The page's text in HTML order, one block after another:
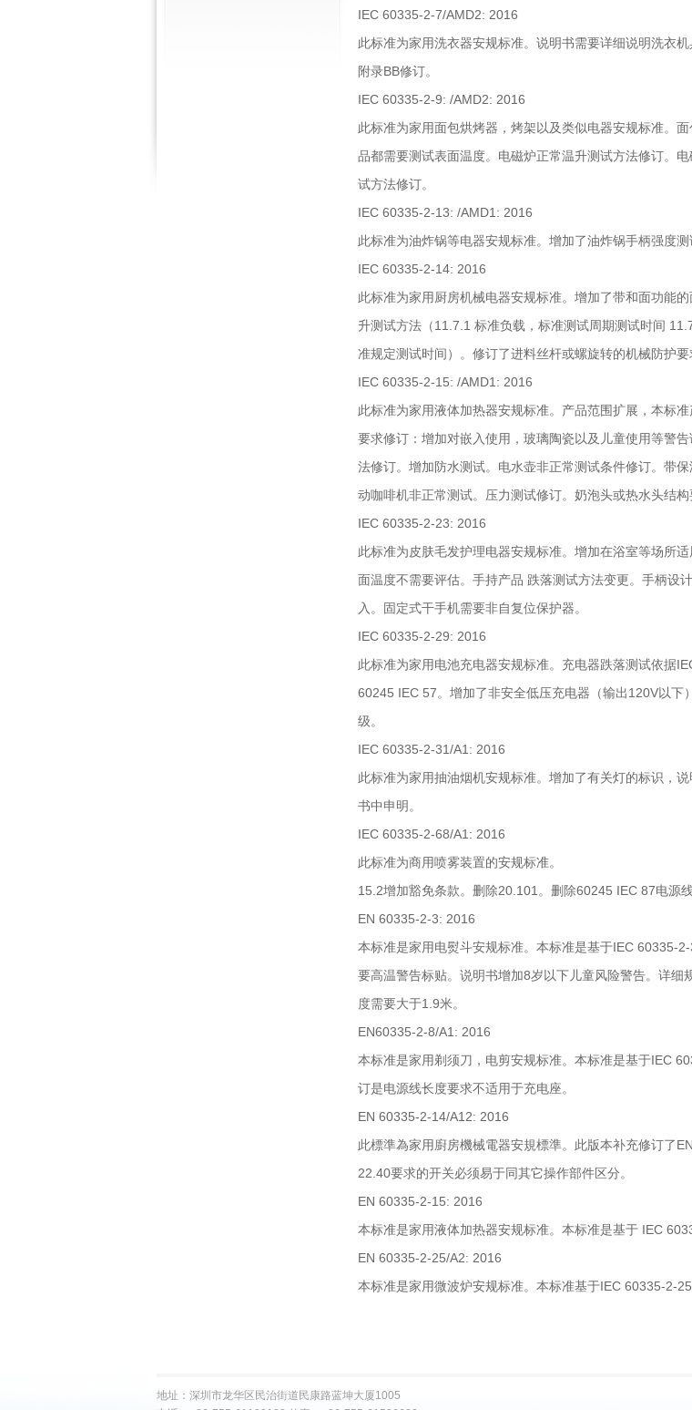
IEC 60335-2-7/AMD2: 2016
此标准为家用洗衣器安规标准。说明书需要详细说明洗衣
附录BB修订。
IEC 60335-2-9: /AMD2: 2016
此标准为家用面包烘烤器，烤架以及类似电器安规标准。
品都需要测试表面温度。电磁炉正常温升测试方法修订。
试方法修订。
IEC 60335-2-13: /AMD1: 2016
此标准为油炸锅等电器安规标准。增加了油炸锅手柄强度测
IEC 60335-2-14: 2016
此标准为家用厨房机械电器安规标准。增加了带和面功能
升测试方法（11.7.1 标准负载，标准测试周期测试时间
准规定测试时间）。修订了进料丝杆或螺旋转的机械防护要
IEC 60335-2-15: /AMD1: 2016
此标准为家用液体加热器安规标准。产品范围扩展，本标
要求修订：增加对嵌入使用，玻璃陶瓷以及儿童使用等警
法修订。增加防水测试。电水壶非正常测试条件修订。带
动咖啡机非正常测试。压力测试修订。奶泡头或热水头结构
IEC 60335-2-23: 2016
此标准为皮肤毛发护理电器安规标准。增加在浴室等场所
面温度不需要评估。手持产品 跌落测试方法变更。手柄设
入。固定式干手机需要非自复位保护器。
IEC 60335-2-29: 2016
此标准为家用电池充电器安规标准。充电器跌落测试依据
60245 IEC 57。增加了非安全低压充电器（输出120V以
级。
IEC 60335-2-31/A1: 2016
此标准为家用抽油烟机安规标准。增加了有关灯的标识，
书中申明。
IEC 60335-2-68/A1: 2016
此标准为商用喷雾装置的安规标准。
15.2增加豁免条款。删除20.101。删除60245 IEC 87电源
EN 60335-2-3: 2016
本标准是家用电熨斗安规标准。本标准是基于IEC 60335-
要高温警告标贴。说明书增加8岁以下儿童风险警告。详
度需要大于1.9米。
EN60335-2-8/A1: 2016
本标准是家用剃须刀，电剪安规标准。本标准是基于IEC
订是电源线长度要求不适用于充电座。
EN 60335-2-14/A12: 2016
此標準為家用廚房機械電器安規標準。此版本补充修订了
22.40要求的开关必须易于同其它操作部件区分。
EN 60335-2-15: 2016
本标准是家用液体加热器安规标准。本标准是基于 IEC
EN 60335-2-25/A2: 2016
本标准是家用微波炉安规标准。本标准基于IEC 60335-2-
地址：深圳市龙华区民治街道民康路蓝坤大厦1005